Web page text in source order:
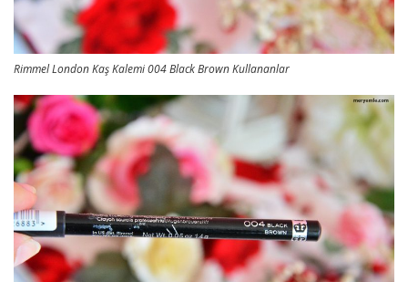
Rimmel London Kaş Kalemi 004 Black Brown Kullananlar